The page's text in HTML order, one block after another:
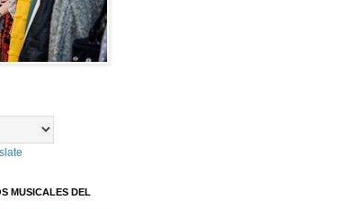
MUSICALES DEL